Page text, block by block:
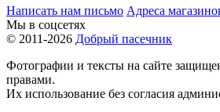
Написать нам письмо Адреса
Мы в соцсетях
© 2011-2026 Добрый пасечник
Фотографии и тексты на сайте
правами.
Их использование без согласия